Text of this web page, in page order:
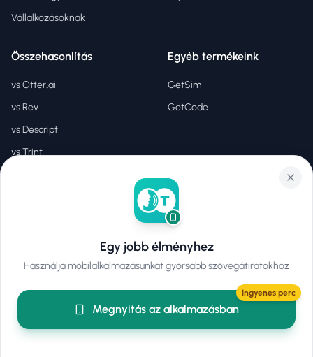
Vállalkozásoknak
Összehasonlítás
vs Otter.ai
vs Rev
vs Descript
vs Trint
Egyéb termékeink
GetSim
GetCode
Adatvédelmi irányelvek
Szolgáltatási feltételek
Egy jobb élményhez
Használja mobilalkalmazásunkat gyorsabb szövegátiratokhoz
Megnyitás az alkalmazásban
Ingyenes perc